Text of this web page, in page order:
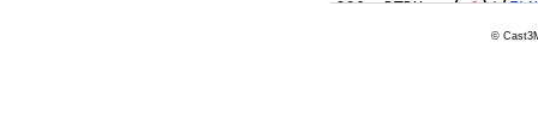
DTDX = (-1)*(
EVOL '
©